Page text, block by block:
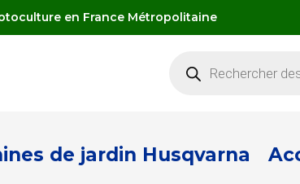
en France Métropolitaine
produits
de jardin Husqvarna